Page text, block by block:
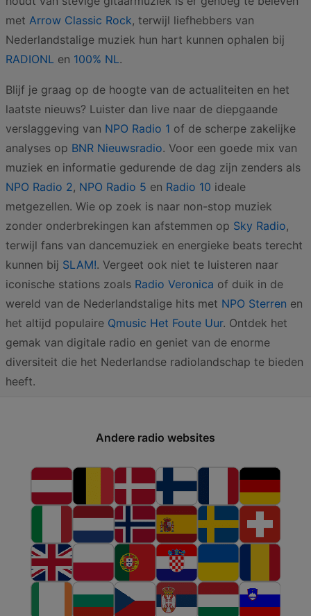
met Arrow Classic Rock, terwijl liefhebbers van
Nederlandstalige muziek hun hart kunnen ophalen bij
RADIONL en 100% NL.
Blijf je graag op de hoogte van de actualiteiten en het
laatste nieuws? Luister dan live naar de diepgaande
verslaggeving van NPO Radio 1 of de scherpe zakelijke
analyses op BNR Nieuwsradio. Voor een goede mix van
muziek en informatie gedurende de dag zijn zenders als
NPO Radio 2, NPO Radio 5 en Radio 10 ideale
metgezellen. Wie op zoek is naar non-stop muziek
zonder onderbrekingen kan afstemmen op Sky Radio,
terwijl fans van dancemuziek en energieke beats terecht
kunnen bij SLAM!. Vergeet ook niet te luisteren naar
iconische stations zoals Radio Veronica of duik in de
wereld van de Nederlandstalige hits met NPO Sterren en
het altijd populaire Qmusic Het Foute Uur. Ontdek het
gemak van digitale radio en geniet van de enorme
diversiteit die het Nederlandse radiolandschap te bieden
heeft.
Andere radio websites